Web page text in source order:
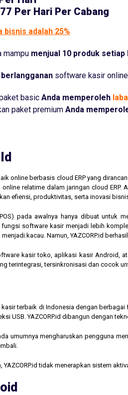
Per Hari Per Cabang
bisnis adalah 25%
mampu menjual 10 produk setiap
software kasir
basic Anda memperoleh
paket premium Anda
online berbasis cloud ERP yang
relatime dalam jaringan cloud ERP.
efiensi, produktivitas, serta inovasi
pada awalnya hanya dibuat untuk
software kasir menjadi lebih
kacau. Namun, YAZCORP.id
kasir toko, aplikasi kasir Android,
terintegrasi, tersinkronisasi dan cocok
kasir terbaik di Indonesia dengan
USB. YAZCORP.id dibangun dengan
umumnya mengharuskan pengguna
YAZCORP.id tidak menerapkan sistem